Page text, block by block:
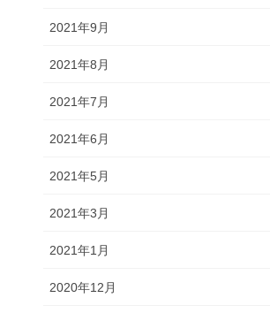
2021年9月
2021年8月
2021年7月
2021年6月
2021年5月
2021年3月
2021年1月
2020年12月